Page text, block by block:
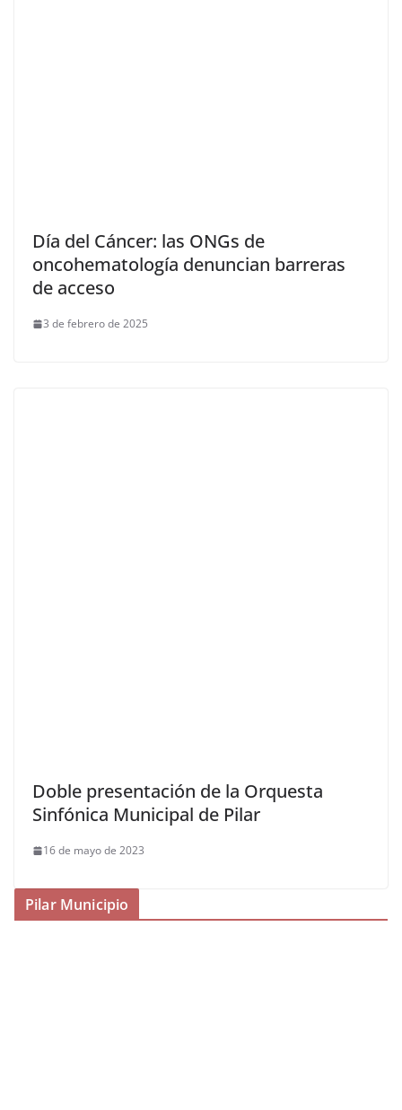
Día del Cáncer: las ONGs de
oncohematología denuncian barreras
de acceso
3 de febrero de 2025
Doble presentación de la Orquesta
Sinfónica Municipal de Pilar
16 de mayo de 2023
Pilar Municipio